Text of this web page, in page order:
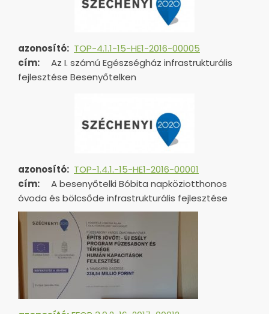
azonosító: TOP-4.1.1-15-HE1-2016-00005
cím:
Az I. számú Egészségház infrastrukturális
fejlesztése Besenyőtelken
azonosító: TOP-1.4.1.-15-HE1-2016-00001
cím:
A besenyőtelki Bóbita napköziotthonos
óvoda és bölcsőde infrastrukturális fejlesztése